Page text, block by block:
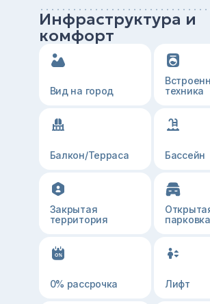
Инфраструктура и
комфорт
Вид на город
техника
Балкон/Терраса Бассейн
Закрытая
территория
парковка
0% рассрочка Лифт